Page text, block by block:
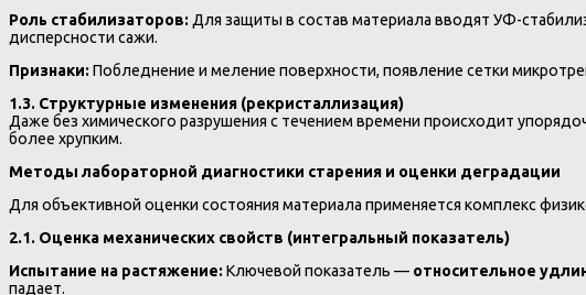
Роль стабилизаторов: Для защиты в состав материала вводят УФ-
дисперсности сажи.
Признаки:Побледнение и меление поверхности, появление сетки
1.3. Структурные изменения (рекристаллизация)
Даже без химического разрушения с течением времени происходит
более хрупким.
Методы лабораторной диагностики старения и оценки деградации
Для объективной оценки состояния материала применяется комплекс
2.1. Оценка механических свойств (интегральный показатель)
Испытание на растяжение:Ключевой показатель — относительное
падает.